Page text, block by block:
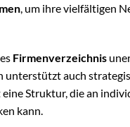
, um ihre vielfältigen
Firmenverzeichnis
unterstützt auch
Struktur, die an
kann.